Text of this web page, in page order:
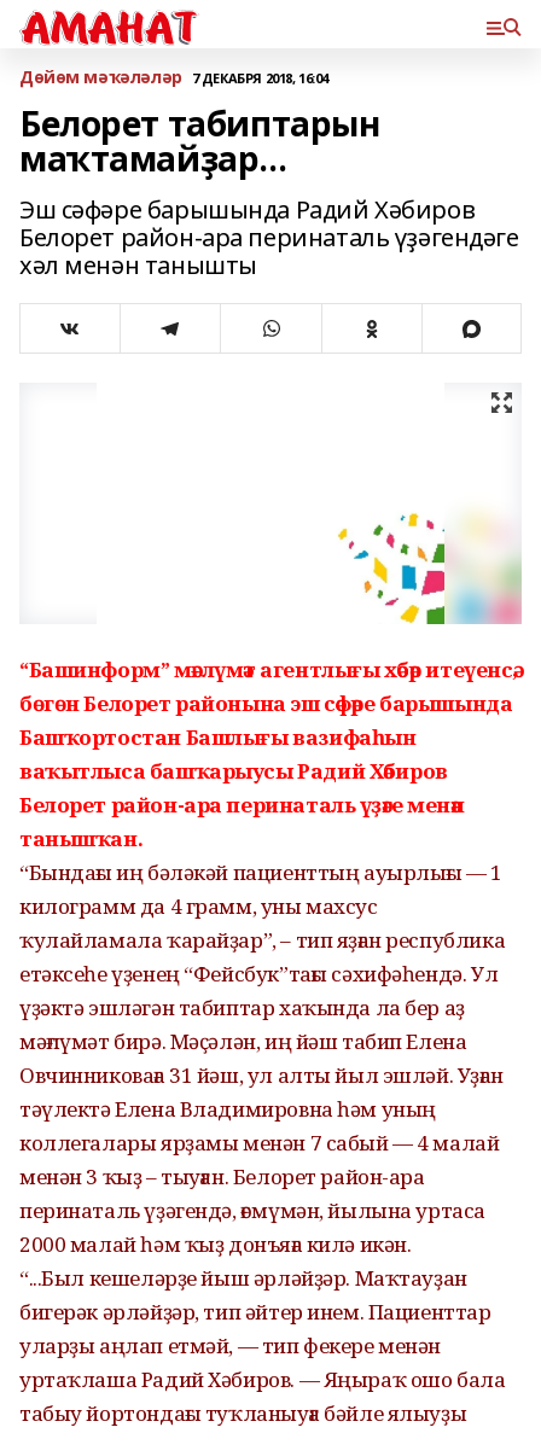
Дөйөм мәҡәләләр 7 ДЕКАБРЯ 2018, 16:04
Белорет табиптарын
маҡтамайҙар...
Эш сәфәре барышында Радий Хәбиров
Белорет район-ара перинаталь үҙәгендәге
хәл менән танышты
“Башинформ” мәғлүмәт агентлығы хәбәр итеүенсә,
бөгөн Белорет районына эш сәфәре барышында
Башҡортостан Башлығы вазифаһын
ваҡытлыса башҡарыусы Радий Хәбиров
Белорет район-ара перинаталь үҙәге менән
танышҡан.
“Бындағы иң бәләкәй пациенттың ауырлығы — 1
килограмм да 4 грамм, уны махсус
ҡулайламала ҡарайҙар”, – тип яҙған республика
етәксеһе үҙенең “Фейсбук”тағы сәхифәһендә. Ул
үҙәктә эшләгән табиптар хаҡында ла бер аҙ
мәғлүмәт бирә. Мәҫәлән, иң йәш табип Елена
Овчинниковаға 31 йәш, ул алты йыл эшләй. Уҙған
тәүлектә Елена Владимировна һәм уның
коллегалары ярҙамы менән 7 сабый — 4 малай
менән 3 ҡыҙ – тыуған. Белорет район-ара
перинаталь үҙәгендә, ғөмүмән, йылына уртаса
2000 малай һәм ҡыҙ донъяға килә икән.
“...Был кешеләрҙе йыш әрләйҙәр. Маҡтауҙан
бигерәк әрләйҙәр, тип әйтер инем. Пациенттар
уларҙы аңлап етмәй, — тип фекере менән
уртаҡлаша Радий Хәбиров. — Яңыраҡ ошо бала
табыу йортондағы туҡланыуға бәйле ялыуҙы